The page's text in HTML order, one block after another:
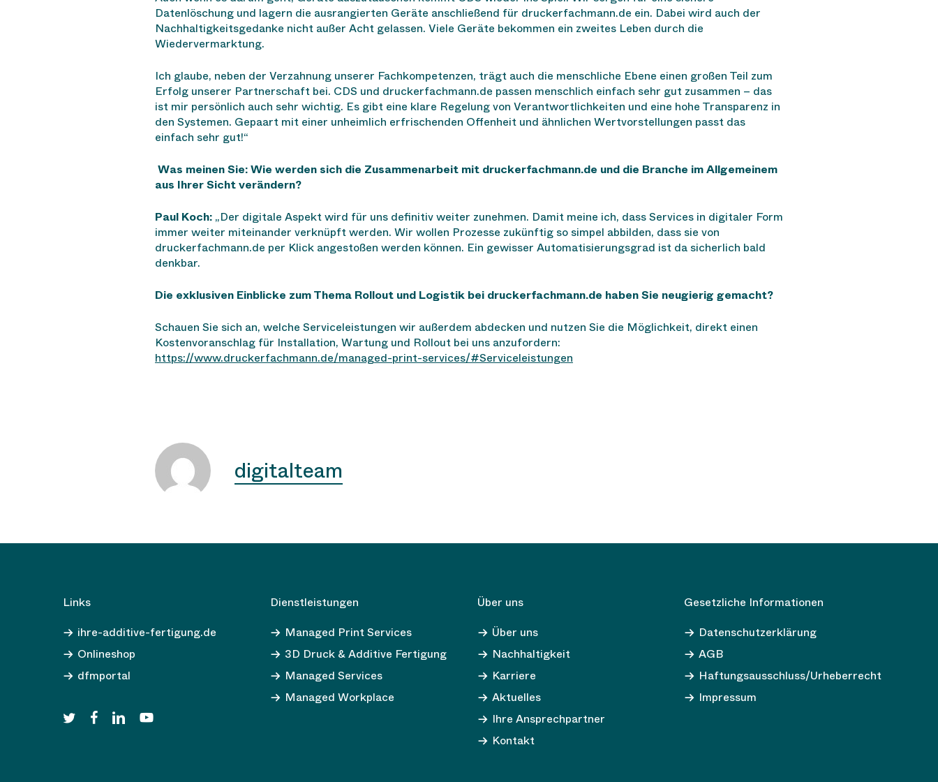
Datenlöschung und lagern die ausrangierten Geräte anschließend für druckerfachmann.de ein. Dabei wird auch der
Nachhaltigkeitsgedanke nicht außer Acht gelassen. Viele Geräte bekommen ein zweites Leben durch die
Wiedervermarktung.
Ich glaube, neben der Verzahnung unserer Fachkompetenzen, trägt auch die menschliche Ebene einen großen Teil zum
Erfolg unserer Partnerschaft bei. CDS und druckerfachmann.de passen menschlich einfach sehr gut zusammen – das
ist mir persönlich auch sehr wichtig. Es gibt eine klare Regelung von Verantwortlichkeiten und eine hohe Transparenz in
den Systemen. Gepaart mit einer unheimlich erfrischenden Offenheit und ähnlichen Wertvorstellungen passt das
einfach sehr gut!“
Was meinen Sie: Wie werden sich die Zusammenarbeit mit druckerfachmann.de und die Branche im Allgemeinem
aus Ihrer Sicht verändern?
Paul Koch: „Der digitale Aspekt wird für uns definitiv weiter zunehmen. Damit meine ich, dass Services in digitaler Form
immer weiter miteinander verknüpft werden. Wir wollen Prozesse zukünftig so simpel abbilden, dass sie von
druckerfachmann.de per Klick angestoßen werden können. Ein gewisser Automatisierungsgrad ist da sicherlich bald
denkbar.
Die exklusiven Einblicke zum Thema Rollout und Logistik bei druckerfachmann.de haben Sie neugierig gemacht?
Schauen Sie sich an, welche Serviceleistungen wir außerdem abdecken und nutzen Sie die Möglichkeit, direkt einen
Kostenvoranschlag für Installation, Wartung und Rollout bei uns anzufordern:
https://www.druckerfachmann.de/managed-print-services/#Serviceleistungen
digitalteam
Links
ihre-additive-fertigung.de
Onlineshop
dfmportal
twitterfacebooklinkedinyoutube
Dienstleistungen
Managed Print Services
3D Druck & Additive Fertigung
Managed Services
Managed Workplace
Über uns
Über uns
Nachhaltigkeit
Karriere
Aktuelles
Ihre Ansprechpartner
Kontakt
Gesetzliche Informationen
Datenschutzerklärung
AGB
Haftungsausschluss/Urheberrecht
Impressum